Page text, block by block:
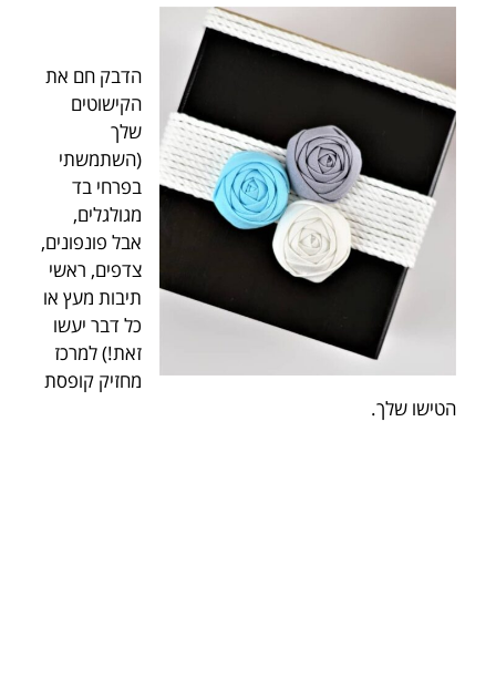
הדבק חם את
הקישוטים
שלך
(השתמשתי
בפרחי בד
מגולגלים,
אבל פונפונים,
צדפים, ראשי
תיבות מעץ או
כל דבר יעשו
זאת!) למרכז
מחזיק קופסת
הטישו שלך.